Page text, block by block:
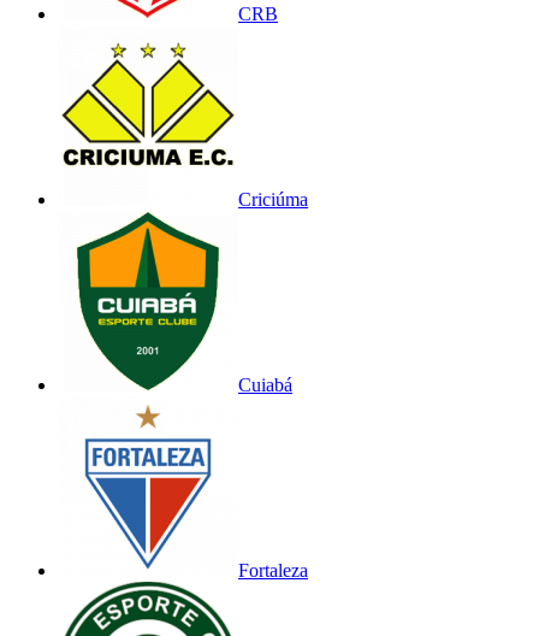
CRB
Criciúma
Cuiabá
Fortaleza